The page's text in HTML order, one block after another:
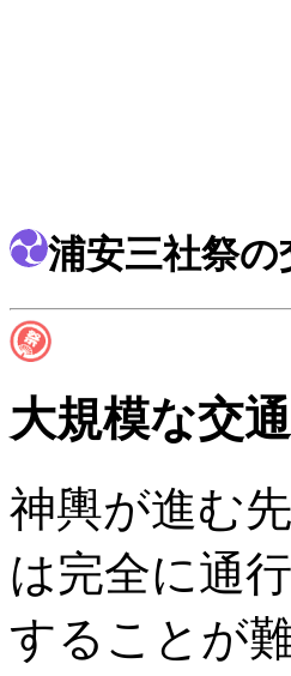
浦安三社祭の
大規模な交
神輿が進む
は完全に通
することが